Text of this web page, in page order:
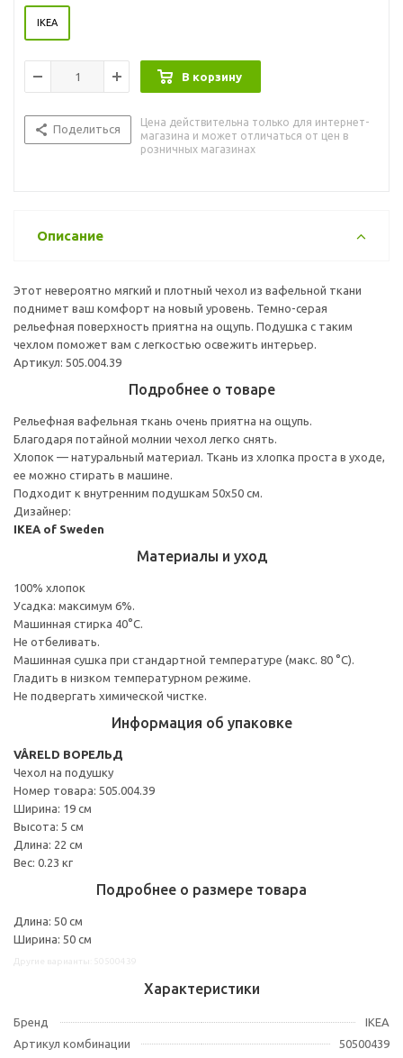
IKEA
В корзину
Поделиться
Цена действительна только для интернет-
магазина и может отличаться от цен в
розничных магазинах
Описание
Этот невероятно мягкий и плотный чехол из вафельной ткани
поднимет ваш комфорт на новый уровень. Темно-серая
рельефная поверхность приятна на ощупь. Подушка с таким
чехлом поможет вам с легкостью освежить интерьер.
Артикул: 505.004.39
Подробнее о товаре
Рельефная вафельная ткань очень приятна на ощупь.
Благодаря потайной молнии чехол легко снять.
Хлопок — натуральный материал. Ткань из хлопка проста в уходе,
ее можно стирать в машине.
Подходит к внутренним подушкам 50х50 см.
Дизайнер:
IKEA of Sweden
Материалы и уход
100% хлопок
Усадка: максимум 6%.
Машинная стирка 40°С.
Не отбеливать.
Машинная сушка при стандартной температуре (макс. 80 °C).
Гладить в низком температурном режиме.
Не подвергать химической чистке.
Информация об упаковке
VÅRELD ВОРЕЛЬД
Чехол на подушку
Номер товара: 505.004.39
Ширина: 19 см
Высота: 5 см
Длина: 22 см
Вес: 0.23 кг
Подробнее о размере товара
Длина: 50 см
Ширина: 50 см
Характеристики
Бренд
IKEA
Артикул комбинации
50500439